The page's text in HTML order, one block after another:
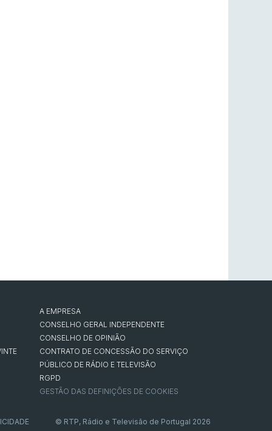
A EMPRESA
CONSELHO GERAL INDEPENDENTE
CONSELHO DE OPINIÃO
CONTRATO DE CONCESSÃO DO SERVIÇO
PÚBLICO DE RÁDIO E TELEVISÃO
RGPD
GESTÃO DAS DEFINIÇÕES DE COOKIES
© RTP, Rádio e Televisão de Portugal 2026